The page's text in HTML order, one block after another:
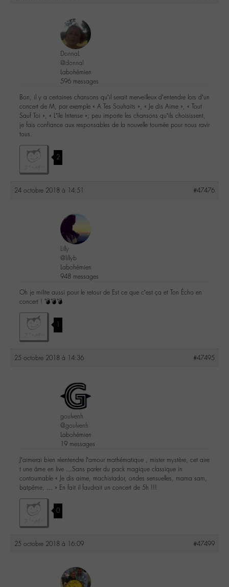
DonnaL
@donnal
Labohémien
596 messages
Bon, il y a certaines chansons qu’il serait merveilleux d’entendre lors d’un
concert de M, par exemple « A Tes Souhaits », « Je dis Aime », « Tout
Sauf Toi », « L’île Intense »; peu importe les chansons qu’ils choisissent,
je fais confiance aux responsables de la nouvelle tournée pour nous ravir
tous.
2
24 octobre 2018 à 14:51 #47476
Lilly
@lillyb
Labohémien
948 messages
Oh je milite aussi pour le retour de Est ce que c’est ça et Ton Écho en
concert ! 💣💣💣
1
25 octobre 2018 à 14:36 #47495
goulvenh
@goulvenh
Labohémien
19 messages
J’aimerai bien réentendre l’amour mathématique , mister mystère, cet aire
t une âme en live …Sans parler du pack magique classique in
contournable « Je dis aime, machistador, ondes sensuelles, mama sam,
batpême, … » En fait il faudrait un concert de 5h !!!
0
25 octobre 2018 à 16:09 #47499